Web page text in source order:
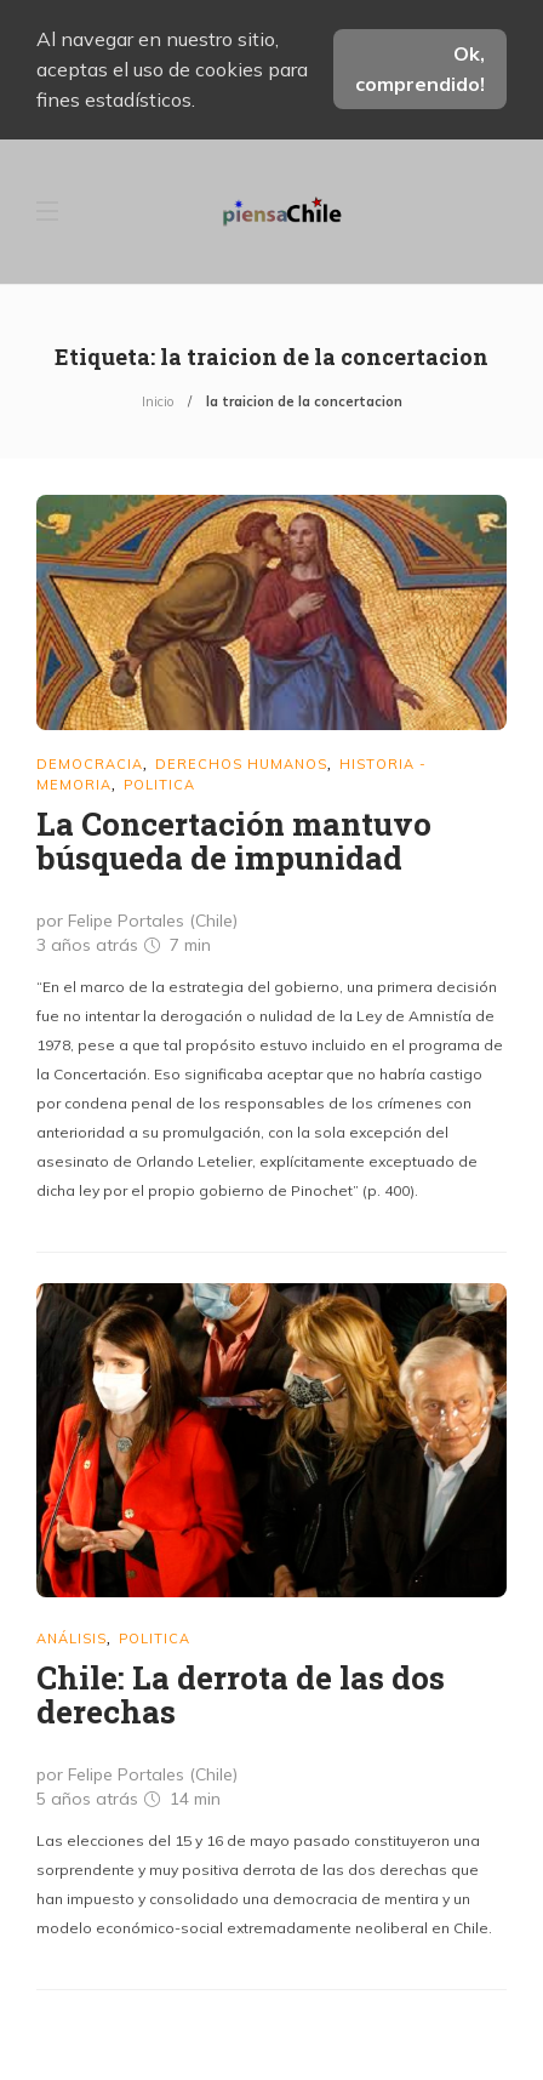
Al navegar en nuestro sitio,
aceptas el uso de cookies para
fines estadísticos.
Ok,
comprendido!
Etiqueta: la traicion de la concertacion
Inicio la traicion de la concertacion
DEMOCRACIA DERECHOS HUMANOS
HISTORIA -
MEMORIA
POLITICA
La Concertación mantuvo
búsqueda de impunidad
por Felipe Portales (Chile)
3 años atrás
7 min
“En el marco de la estrategia del gobierno, una primera decisión
fue no intentar la derogación o nulidad de la Ley de Amnistía de
1978, pese a que tal propósito estuvo incluido en el programa de
la Concertación. Eso significaba aceptar que no habría castigo
por condena penal de los responsables de los crímenes con
anterioridad a su promulgación, con la sola excepción del
asesinato de Orlando Letelier, explícitamente exceptuado de
dicha ley por el propio gobierno de Pinochet” (p. 400).
ANÁLISIS POLITICA
Chile: La derrota de las dos
derechas
por Felipe Portales (Chile)
5 años atrás
14 min
Las elecciones del 15 y 16 de mayo pasado constituyeron una
sorprendente y muy positiva derrota de las dos derechas que
han impuesto y consolidado una democracia de mentira y un
modelo económico-social extremadamente neoliberal en Chile.